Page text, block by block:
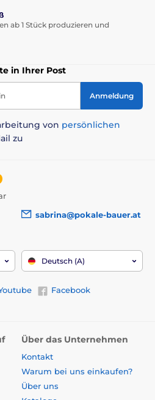
ab 1 Stück produzieren und
in Ihrer Post
Anmeldung
von persönlichen
zu
sabrina@pokale-bauer.at
Deutsch (A)
Facebook
Über das Unternehmen
Kontakt
Warum bei uns einkaufen?
Über uns